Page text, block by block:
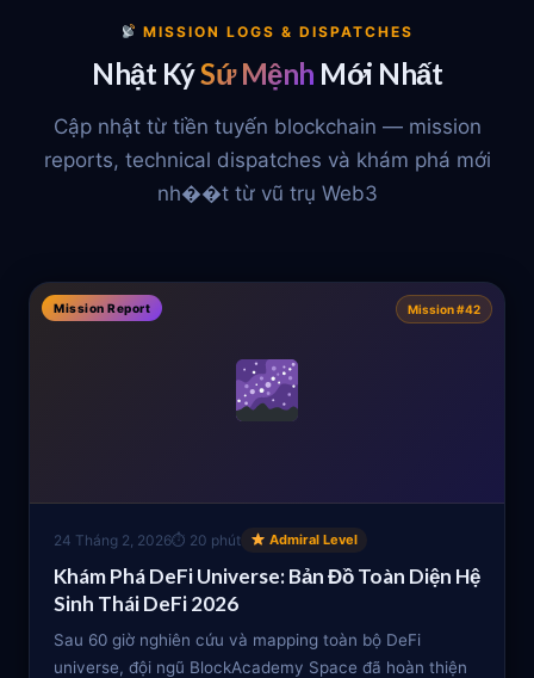
MISSION LOGS & DISPATCHES
Nhật KýSứ Mệnh Mới Nhất
Cập nhật từ tiền tuyến blockchain — mission
reports, technical dispatches và khám phá mới
nh��t từ vũ trụ Web3
Mission Report Mission #42
24 Tháng 2, 2026⏱ 20 phút Admiral Level
Khám Phá DeFi Universe: Bản Đồ Toàn Diện Hệ
Sinh Thái DeFi 2026
Sau 60 giờ nghiên cứu và mapping toàn bộ DeFi
universe, đội ngũ BlockAcademy Space đã hoàn thiện